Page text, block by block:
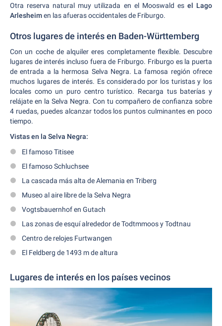
Otra reserva natural muy utilizada en el Mooswald es el Lago
Arlesheimen las afueras occidentales de Friburgo.
Otros lugares de interés en Baden-Württemberg
Con un coche de alquiler eres completamente flexible. Descubre
lugares de interés incluso fuera de Friburgo. Friburgo es la puerta
de entrada a la hermosa Selva Negra. La famosa región ofrece
muchos lugares de interés. Es considerado por los turistas y los
locales como un puro centro turístico. Recarga tus baterías y
relájate en la Selva Negra. Con tu compañero de confianza sobre
4 ruedas, puedes alcanzar todos los puntos culminantes en poco
tiempo.
Vistas en la Selva Negra:
El famoso Titisee
El famoso Schluchsee
La cascada más alta de Alemania en Triberg
Museo al aire libre de la Selva Negra
Vogtsbauernhof en Gutach
Las zonas de esquí alrededor de Todtmmoos y Todtnau
Centro de relojes Furtwangen
El Feldberg de 1493 m de altura
Lugares de interés en los países vecinos